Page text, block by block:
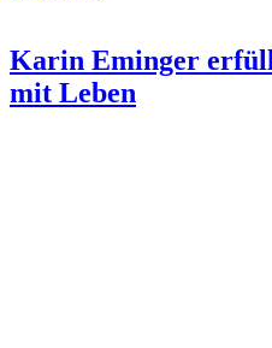
Karin Eminger
mit Leben